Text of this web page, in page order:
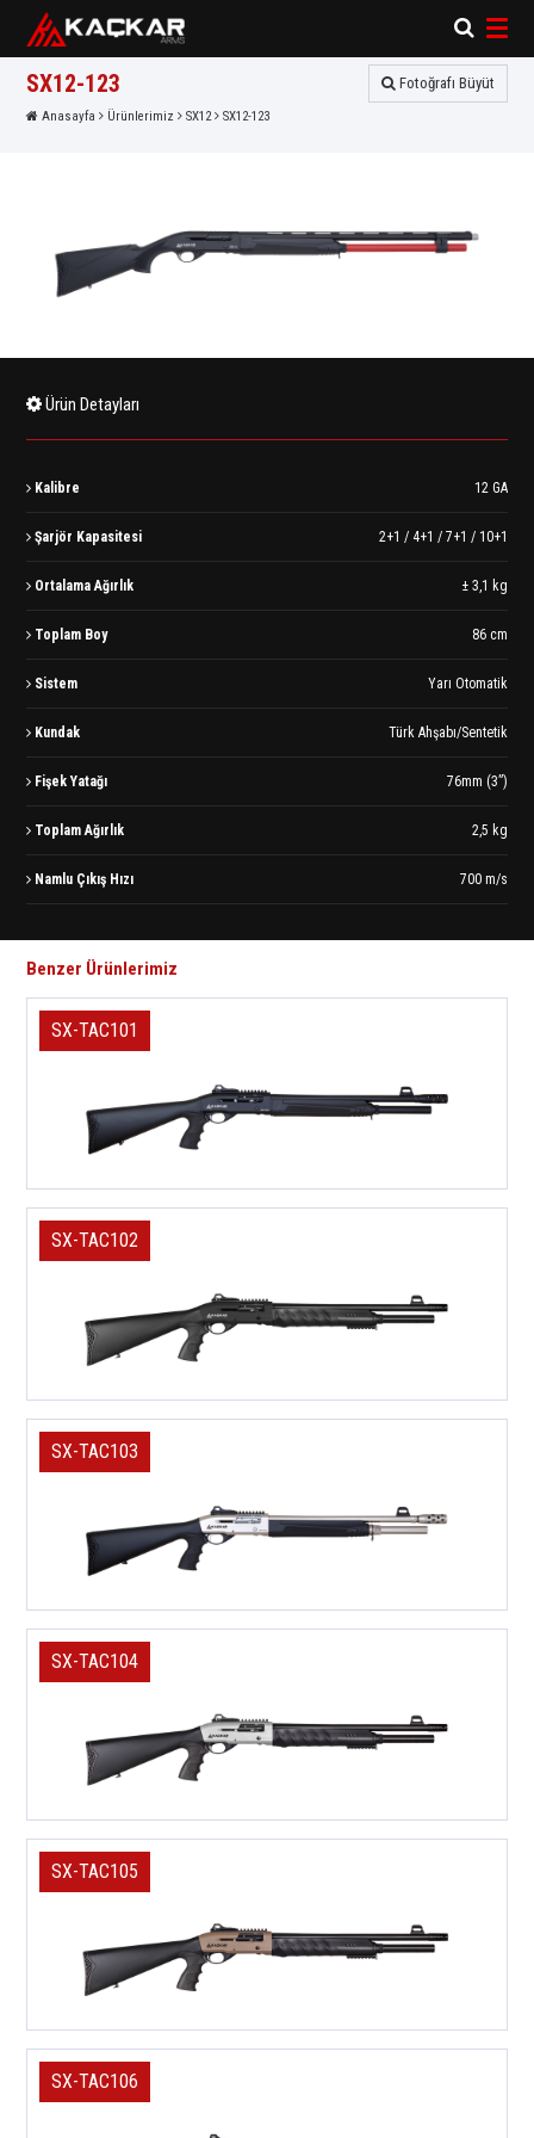
×
SX12-123
Anasayfa Ürünlerimiz SX12 SX12-123
Fotoğrafı Büyüt
Ürün Detayları
Kalibre 12 GA
Şarjör Kapasitesi 2+1 / 4+1 / 7+1 / 10+1
Ortalama Ağırlık ± 3,1 kg
Toplam Boy 86 cm
Sistem Yarı Otomatik
Kundak Türk Ahşabı/Sentetik
Fişek Yatağı 76mm (3”)
Toplam Ağırlık 2,5 kg
Namlu Çıkış Hızı 700 m/s
Benzer Ürünlerimiz
SX-TAC101
SX-TAC102
SX-TAC103
SX-TAC104
SX-TAC105
SX-TAC106
×